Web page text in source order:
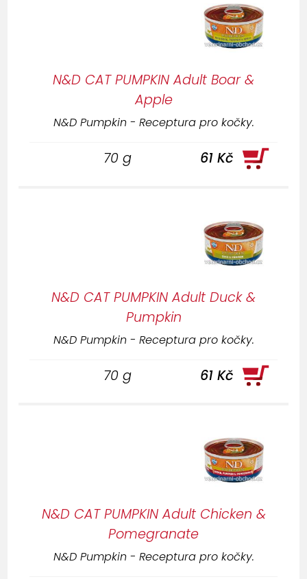
N&D CAT PUMPKIN Adult Boar &
Apple
N&D Pumpkin - Receptura pro kočky.
70 g 61 Kč
N&D CAT PUMPKIN Adult Duck &
Pumpkin
N&D Pumpkin - Receptura pro kočky.
70 g 61 Kč
N&D CAT PUMPKIN Adult Chicken &
Pomegranate
N&D Pumpkin - Receptura pro kočky.